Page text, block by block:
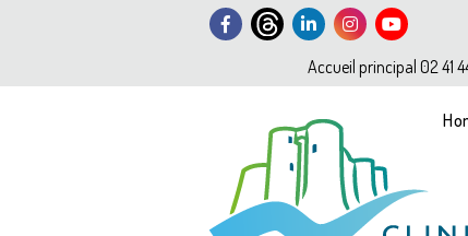
Accueil principal 02 41